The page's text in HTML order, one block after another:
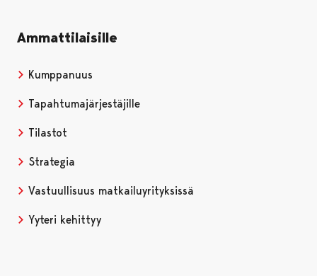
Ammattilaisille
Kumppanuus
Tapahtumajärjestäjille
Tilastot
Strategia
Vastuullisuus matkailuyrityksissä
Yyteri kehittyy